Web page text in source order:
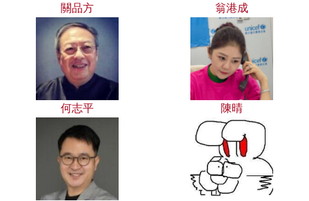
關品方 翁港成
何志平 陳晴